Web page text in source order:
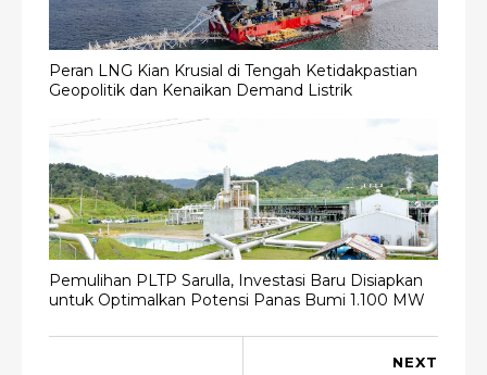
Peran LNG Kian Krusial di Tengah Ketidakpastian
Geopolitik dan Kenaikan Demand Listrik
Pemulihan PLTP Sarulla, Investasi Baru Disiapkan
untuk Optimalkan Potensi Panas Bumi 1.100 MW
NEXT